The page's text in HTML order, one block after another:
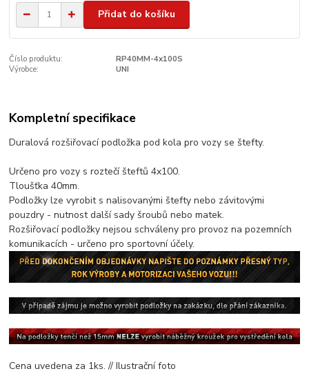
Přidat do košíku
Číslo produktu:
RP40MM-4x100S
Výrobce:
UNI
Kompletní specifikace
Duralová rozšiřovací podložka pod kola pro vozy se štefty.
Určeno pro vozy s roztečí šteftů 4x100.
Tloušťka 40mm.
Podložky lze vyrobit s nalisovanými štefty nebo závitovými
pouzdry - nutnost další sady šroubů nebo matek.
Rozšiřovací podložky nejsou schváleny pro provoz na pozemních
komunikacích - určeno pro sportovní účely.
Cena uvedena za 1ks. // Ilustrační foto